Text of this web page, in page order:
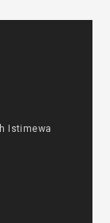
Istimewa